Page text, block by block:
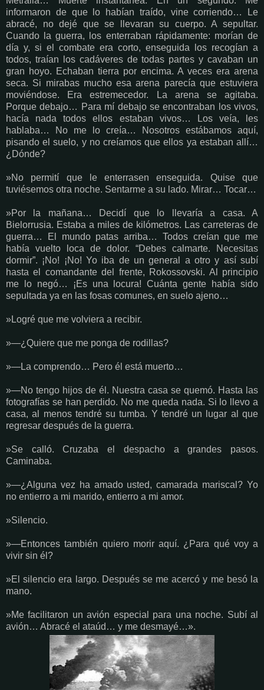
informaron de que lo habían traído, vine corriendo… Le
abracé, no dejé que se llevaran su cuerpo. A sepultar.
Cuando la guerra, los enterraban rápidamente: morían de
día y, si el combate era corto, enseguida los recogían a
todos, traían los cadáveres de todas partes y cavaban un
gran hoyo. Echaban tierra por encima. A veces era arena
seca. Si mirabas mucho esa arena parecía que estuviera
moviéndose. Era estremecedor. La arena se agitaba.
Porque debajo… Para mí debajo se encontraban los vivos,
hacía nada todos ellos estaban vivos… Los veía, les
hablaba… No me lo creía… Nosotros estábamos aquí,
pisando el suelo, y no creíamos que ellos ya estaban allí…
¿Dónde?
»No permití que le enterrasen enseguida. Quise que
tuviésemos otra noche. Sentarme a su lado. Mirar… Tocar…
»Por la mañana… Decidí que lo llevaría a casa. A
Bielorrusia. Estaba a miles de kilómetros. Las carreteras de
guerra… El mundo patas arriba… Todos creían que me
había vuelto loca de dolor. “Debes calmarte. Necesitas
dormir”. ¡No! ¡No! Yo iba de un general a otro y así subí
hasta el comandante del frente, Rokossovski. Al principio
me lo negó… ¡Es una locura! Cuánta gente había sido
sepultada ya en las fosas comunes, en suelo ajeno…
»Logré que me volviera a recibir.
»—¿Quiere que me ponga de rodillas?
»—La comprendo… Pero él está muerto…
»—No tengo hijos de él. Nuestra casa se quemó. Hasta las
fotografías se han perdido. No me queda nada. Si lo llevo a
casa, al menos tendré su tumba. Y tendré un lugar al que
regresar después de la guerra.
»Se calló. Cruzaba el despacho a grandes pasos.
Caminaba.
»—¿Alguna vez ha amado usted, camarada mariscal? Yo
no entierro a mi marido, entierro a mi amor.
»Silencio.
»—Entonces también quiero morir aquí. ¿Para qué voy a
vivir sin él?
»El silencio era largo. Después se me acercó y me besó la
mano.
»Me facilitaron un avión especial para una noche. Subí al
avión… Abracé el ataúd… y me desmayé…».